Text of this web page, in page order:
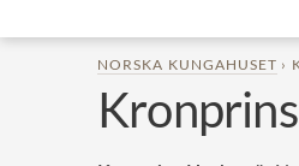
NORSKA KUNGAHUSET ›